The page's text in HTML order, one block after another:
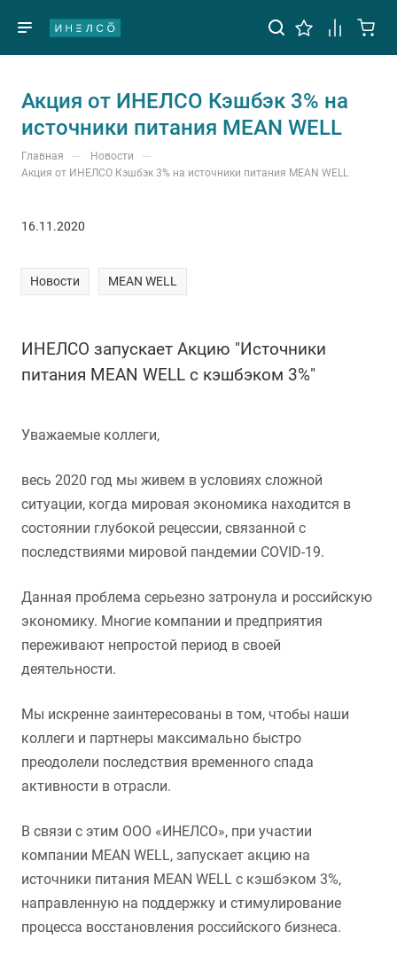
Акция от ИНЕЛСО Кэшбэк 3% на
источники питания MEAN WELL
Главная — Новости —
Акция от ИНЕЛСО Кэшбэк 3% на источники питания MEAN WELL
16.11.2020
Новости MEAN WELL
ИНЕЛСО запускает Акцию "Источники
питания MEAN WELL с кэшбэком 3%"
Уважаемые коллеги,
весь 2020 год мы живем в условиях сложной
ситуации, когда мировая экономика находится в
состоянии глубокой рецессии, связанной с
последствиями мировой пандемии COVID-19.
Данная проблема серьезно затронула и российскую
экономику. Многие компании и предприятия
переживают непростой период в своей
деятельности.
Мы искренне заинтересованы в том, чтобы наши
коллеги и партнеры максимально быстро
преодолели последствия временного спада
активности в отрасли.
В связи с этим ООО «ИНЕЛСО», при участии
компании MEAN WELL, запускает акцию на
источники питания MEAN WELL с кэшбэком 3%,
направленную на поддержку и стимулирование
процесса восстановления российского бизнеса.